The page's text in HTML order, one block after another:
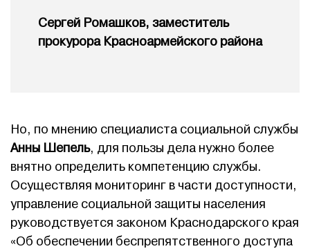
Сергей Ромашков, заместитель
прокурора Красноармейского района
Но, по мнению специалиста социальной службы
Анны Шепель, для пользы дела нужно более
внятно определить компетенцию службы.
Осуществляя мониторинг в части доступности,
управление социальной защиты населения
руководствуется законом Краснодарского края
«Об обеспечении беспрепятственного доступа